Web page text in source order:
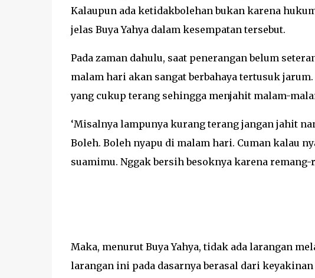
Kalaupun ada ketidakbolehan bukan karena
jelas Buya Yahya dalam kesempatan tersebut.
Pada zaman dahulu, saat penerangan belum
malam hari akan sangat berbahaya tertusuk
yang cukup terang sehingga menjahit malam-
‘Misalnya lampunya kurang terang jangan jahit
Boleh. Boleh nyapu di malam hari. Cuman kalau
suamimu. Nggak bersih besoknya karena remang-
Maka, menurut Buya Yahya, tidak ada larangan
larangan ini pada dasarnya berasal dari